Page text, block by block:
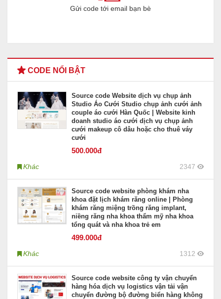
Gửi code tới email bạn bè
CODE NỔI BẬT
Source code Website dịch vụ chụp ảnh
Studio Áo Cưới Studio chụp ảnh cưới ảnh
couple áo cưới Hàn Quốc | Website kinh
doanh studio áo cưới dịch vụ chụp ảnh
cưới makeup cô dâu hoặc cho thuê váy
cưới
500.000đ
Khác 2347
Source code website phòng khám nha
khoa đặt lịch khám răng online | Phòng
khám răng miệng trồng răng implant,
niềng răng nha khoa thẩm mỹ nha khoa
tổng quát và nha khoa trẻ em
499.000đ
Khác 1312
Source code website công ty vận chuyển
hàng hóa dịch vụ logistics vận tải vận
chuyển đường bộ đường biển hàng không